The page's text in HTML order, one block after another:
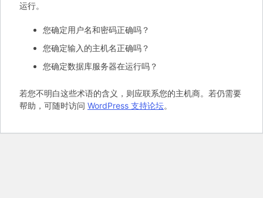
运行。
您确定用户名和密码正确吗？
您确定输入的主机名正确吗？
您确定数据库服务器在运行吗？
若您不明白这些术语的含义，则应联系您的主机商。若仍需要
帮助，可随时访问 WordPress 支持论坛。